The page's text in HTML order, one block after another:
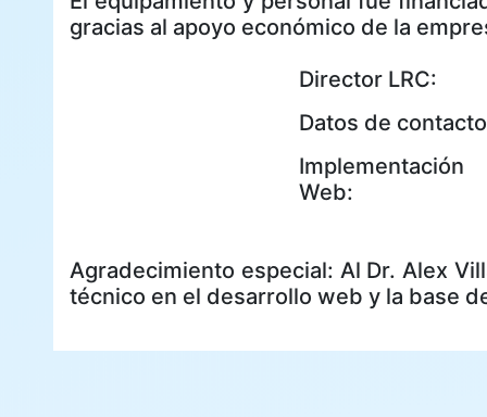
gracias al apoyo económico de la
Director LRC:
Datos de
Implementación
Web:
Agradecimiento especial: Al Dr. Alex
técnico en el desarrollo web y la base